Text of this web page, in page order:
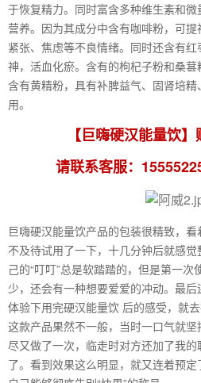
于恢复精力。同时富含多种维生素和
营养。因为其成分中含有咖啡粉，可提
紧张、焦虑等不良情绪。同时还含有
神，活血化瘀。含有的枸杞子粉和桑葚
含有黄精粉，具有补脾益气、固肾培
用。
【巨嗨硬汉能量饮
请联系客服：
巨嗨硬汉能量饮产品的包装很精致，
不及待试用了一下，十几分钟后就感
己的“叮叮”总是软踏踏的，但是第一
少，还会有一种想要爱爱的冲动。最
体验下用完硬汉能量饮 后的感受，就
这款产品果然不一般，当时一口气就
尽又做了一次，临走时对方还加了我
了。看到效果这么明显，就又连着预